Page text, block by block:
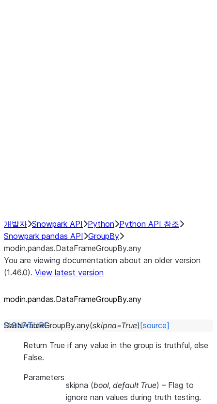
개발자 Snowpark API Python Python API 참조
Snowpark pandas API GroupBy
modin.pandas.DataFrameGroupBy.any
You are viewing documentation about an older version
(1.46.0). View latest version
modin.pandas.DataFrameGroupBy.any
DataFrameGroupBy.any(skipna=True) [source]
Return True if any value in the group is truthful, else
False.
Parameters
skipna (bool, default True) – Flag to
ignore nan values during truth testing.